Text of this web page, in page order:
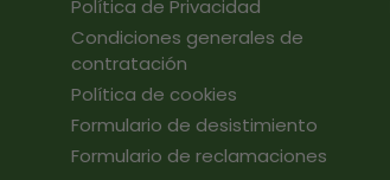
Política de Privacidad
Condiciones generales de
contratación
Política de cookies
Formulario de desistimiento
Formulario de reclamaciones